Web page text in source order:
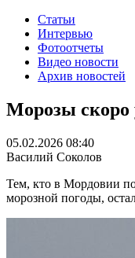
Статьи
Интервью
Фотоотчеты
Видео новости
Архив новостей
Морозы скоро
05.02.2026 08:40
Василий Соколов
Тем, кто в Мордовии
морозной погоды,